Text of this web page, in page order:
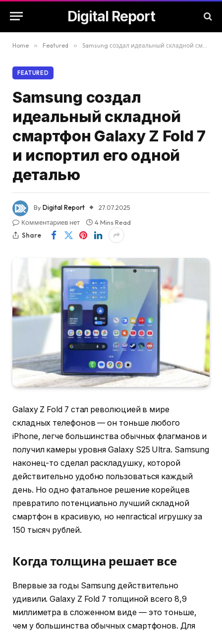
Digital Report
Home » Featured » Samsung создал идеальный складной смартфон Galaxy Z Fold 7 и испортил его одной деталью
FEATURED
Samsung создал
идеальный складной
смартфон Galaxy Z Fold 7
и испортил его одной
деталью
ByDigital Report
27.07.2025
Комментариев нет
4 Mins Read
Share
Galaxy Z Fold 7 стал революцией в мире
складных телефонов — он тоньше любого
iPhone, легче большинства обычных флагманов и
получил камеры уровня Galaxy S25 Ultra. Samsung
наконец-то сделал раскладушку, которой
действительно удобно пользоваться каждый
день. Но одно фатальное решение корейцев
превратило потенциально лучший складной
смартфон в красивую, но непractical игрушку за
150 тысяч рублей.
Когда толщина решает все
Впервые за годы Samsung действительно
удивили. Galaxy Z Fold 7 толщиной всего 8,9
миллиметра в сложенном виде — это тоньше,
чем у большинства обычных смартфонов. Для